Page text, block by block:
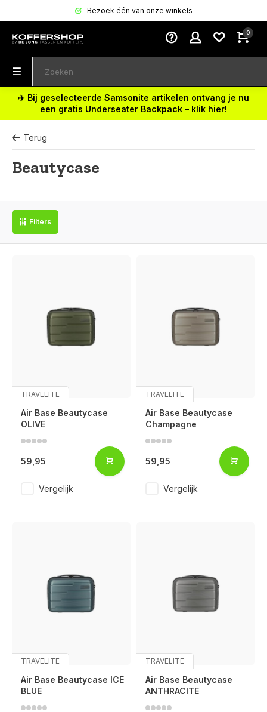
Bezoek één van onze winkels
0
✈️ Bij geselecteerde Samsonite artikelen ontvang je nu
een gratis Underseater Backpack – klik hier!
Terug
Beautycase
Filters
TRAVELITE
Air Base Beautycase
OLIVE
59,95
Vergelijk
TRAVELITE
Air Base Beautycase
Champagne
59,95
Vergelijk
TRAVELITE
Air Base Beautycase ICE
BLUE
TRAVELITE
Air Base Beautycase
ANTHRACITE